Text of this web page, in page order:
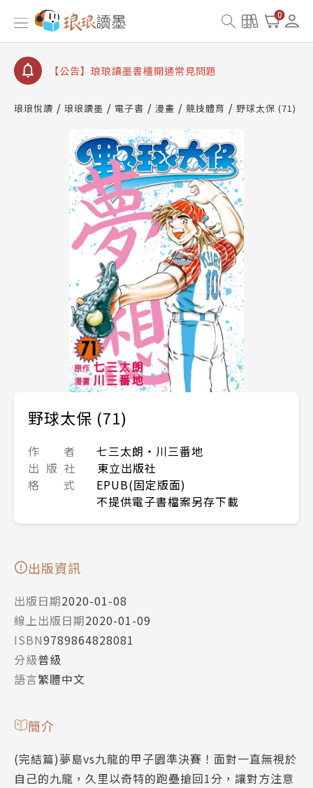
0
【公告】琅琅書店服務升級重要說明及資產合併結果
查詢
【公告】琅琅讀墨數位閱讀資產合併與書櫃開通申請
【公告】琅琅讀墨書櫃開通常見問題
請圖文教學
【公告】琅琅讀墨數位閱讀資產合併與書櫃開通申請
琅琅悅讀 琅琅讀墨 電子書 漫畫 競技體育 野球太保 (71)
野球太保 (71)
作 者
七三太朗‧川三番地
出 版 社
東立出版社
格 式
EPUB(固定版面)
不提供電子書檔案另存下載
出版資訊
出版日期2020-01-08
線上出版日期2020-01-09
ISBN9789864828081
分級普級
語言繁體中文
簡介
(完結篇)夢島vs九龍的甲子園準決賽！面對一直無視於
自己的九龍，久里以奇特的跑壘搶回1分，讓對方注意